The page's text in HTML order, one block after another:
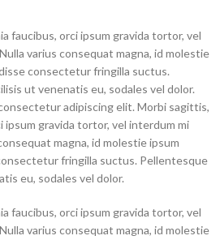
faucibus, orci ipsum gravida tortor, vel
varius consequat magna, id molestie
consectetur fringilla suctus.
ut venenatis eu, sodales vel dolor.
adipiscing elit. Morbi sagittis,
ipsum gravida tortor, vel interdum mi
magna, id molestie ipsum
fringilla suctus. Pellentesque
eu, sodales vel dolor.
faucibus, orci ipsum gravida tortor, vel
varius consequat magna, id molestie